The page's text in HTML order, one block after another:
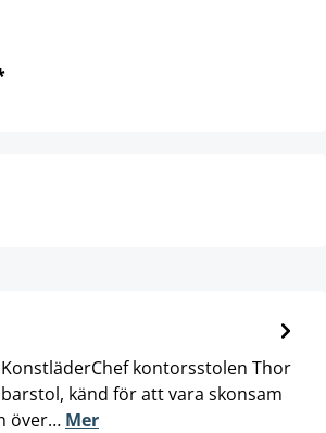
kontorsstolen Thor
känd för att vara skonsam
över… Mer